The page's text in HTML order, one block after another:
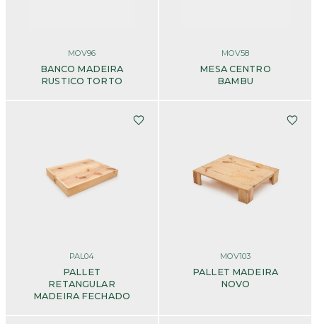
MOV96
BANCO MADEIRA
RUSTICO TORTO
MOV58
MESA CENTRO
BAMBU
PAL04
PALLET
RETANGULAR
MADEIRA FECHADO
MOV103
PALLET MADEIRA
NOVO